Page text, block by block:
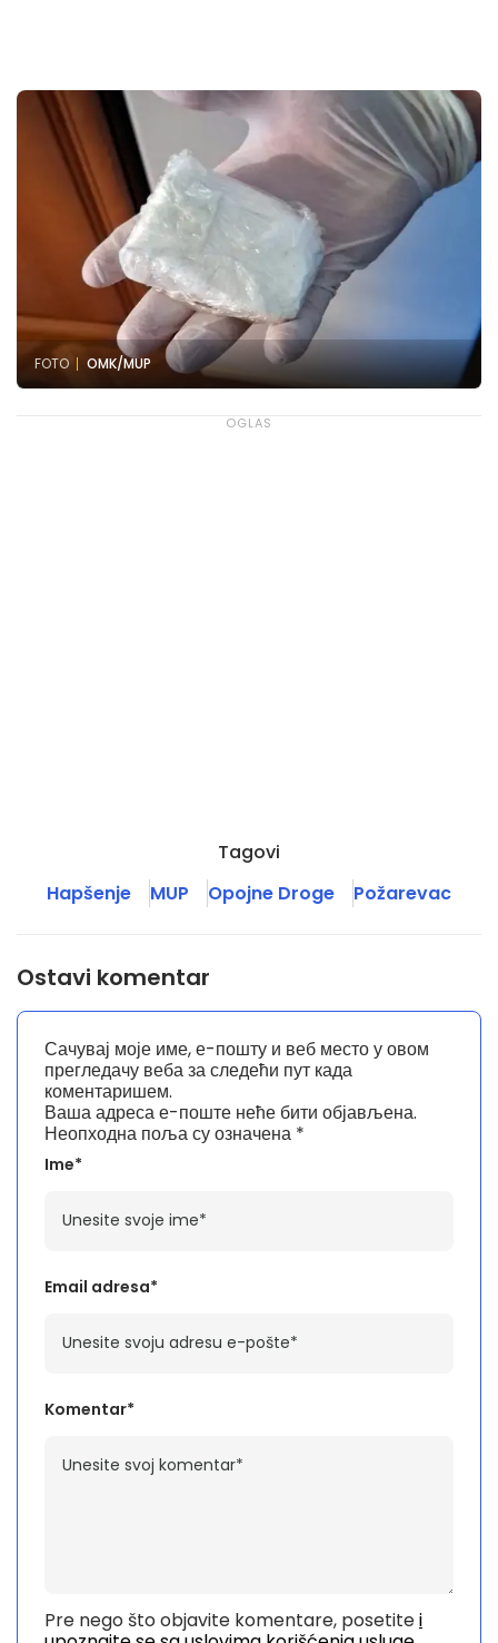
FOTO OMK/MUP
Tagovi
Hapšenje
MUP Opojne Droge Požarevac
Ostavi komentar
Ваша адреса е-поште неће бити објављена.
Неопходна поља су означена *
Komentar*
Pre nego što objavite komentare, posetitei
Ime*
Email adresa*
Сачувај моје име, е-пошту и веб место у овом
прегледачу веба за следећи пут када
коментаришем.